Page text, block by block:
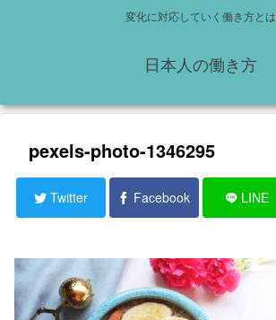
変化に対応していく働き方とは
日本人の働き方
pexels-photo-1346295
Twitter Facebook LINE